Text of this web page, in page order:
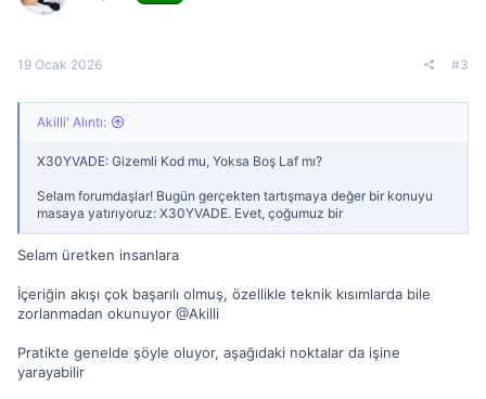
19 Ocak 2026 #3
Akilli' Alıntı:
X30YVADE: Gizemli Kod mu, Yoksa Boş Laf mı?
Selam forumdaşlar! Bugün gerçekten tartışmaya değer bir konuyu
masaya yatırıyoruz: X30YVADE. Evet, çoğumuz bir
Selam üretken insanlara
İçeriğin akışı çok başarılı olmuş, özellikle teknik kısımlarda bile
zorlanmadan okunuyor @Akilli
Pratikte genelde şöyle oluyor, aşağıdaki noktalar da işine
yarayabilir